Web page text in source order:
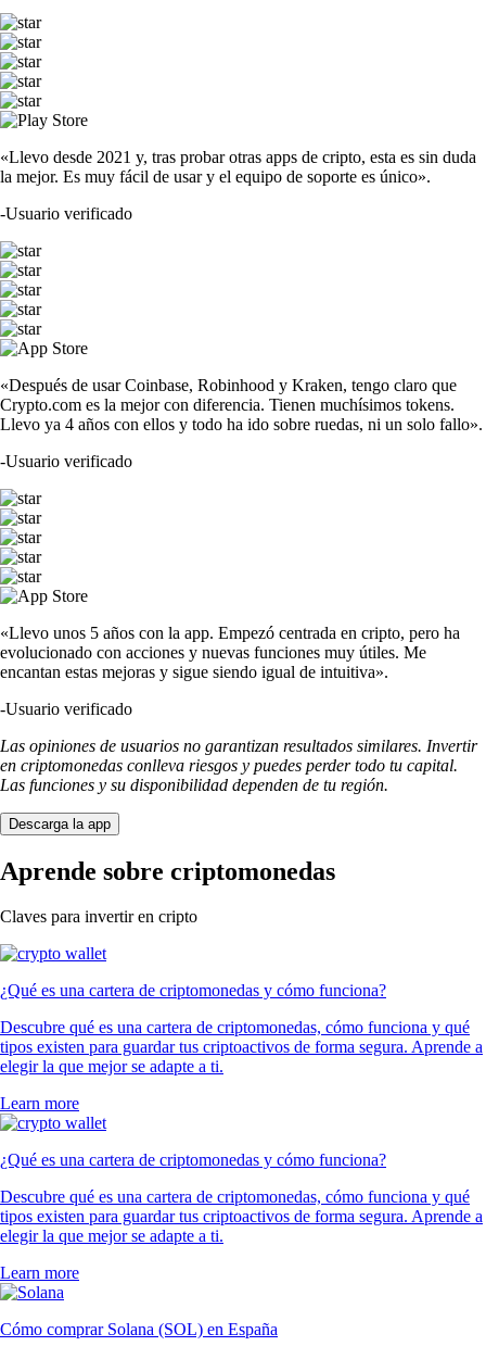
«Llevo desde 2021 y, tras probar otras apps de cripto, esta es sin duda
la mejor. Es muy fácil de usar y el equipo de soporte es único».
-Usuario verificado
«Después de usar Coinbase, Robinhood y Kraken, tengo claro que
Crypto.com es la mejor con diferencia. Tienen muchísimos tokens.
Llevo ya 4 años con ellos y todo ha ido sobre ruedas, ni un solo fallo».
-Usuario verificado
«Llevo unos 5 años con la app. Empezó centrada en cripto, pero ha
evolucionado con acciones y nuevas funciones muy útiles. Me
encantan estas mejoras y sigue siendo igual de intuitiva».
-Usuario verificado
Las opiniones de usuarios no garantizan resultados similares. Invertir
en criptomonedas conlleva riesgos y puedes perder todo tu capital.
Las funciones y su disponibilidad dependen de tu región.
Descarga la app
Aprende sobre criptomonedas
Claves para invertir en cripto
¿Qué es una cartera de criptomonedas y cómo funciona?
Descubre qué es una cartera de criptomonedas, cómo funciona y qué
tipos existen para guardar tus criptoactivos de forma segura. Aprende a
elegir la que mejor se adapte a ti.
Learn more
¿Qué es una cartera de criptomonedas y cómo funciona?
Descubre qué es una cartera de criptomonedas, cómo funciona y qué
tipos existen para guardar tus criptoactivos de forma segura. Aprende a
elegir la que mejor se adapte a ti.
Learn more
Cómo comprar Solana (SOL) en España